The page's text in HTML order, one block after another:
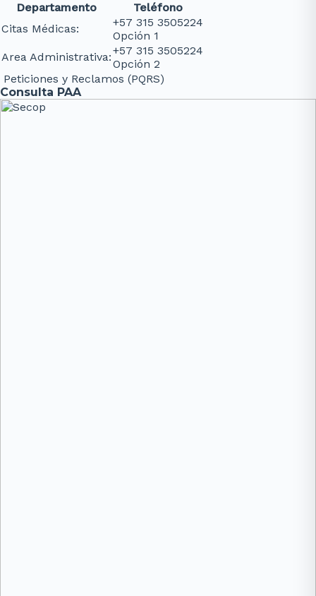
Departamento
Teléfono
Citas Médicas:
+57 315 3505224
Opción 1
Area Administrativa:+57 315 3505224
Opción 2
Peticiones y Reclamos (PQRS)
Consulta PAA